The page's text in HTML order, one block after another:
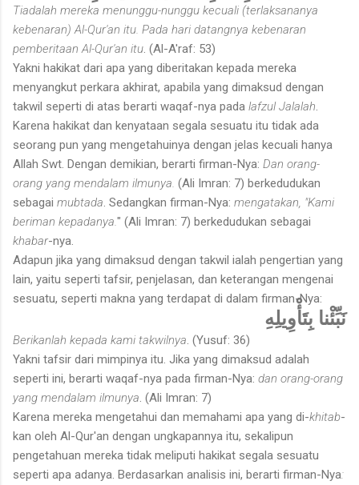
Tiadalah mereka menunggu-nunggu kecuali (terlaksananya
kebenaran) Al-Qur'an itu. Pada hari datangnya kebenaran
pemberitaan Al-Qur'an itu . (Al-A'raf: 53)
Yakni hakikat dari apa yang diberitakan kepada mereka
menyangkut perkara akhirat, apabila yang dimaksud dengan
takwil seperti di atas berarti waqaf-nya pada lafzul Jalalah
Karena hakikat dan kenyataan segala sesuatu itu tidak ada
seorang pun yang mengetahuinya dengan jelas kecuali hanya
Allah Swt. Dengan demikian, berarti firman-Nya: Dan orang-
orang yang mendalam ilmunya. (Ali Imran: 7) berkedudukan
sebagai mubtada . Sedangkan firman-Nya: mengatakan, "Kami
beriman kepadanya. " (Ali Imran: 7) berkedudukan sebagai
khabar-nya.
Adapun jika yang dimaksud dengan takwil ialah pengertian yang
lain, yaitu seperti tafsir, penjelasan, dan keterangan mengenai
sesuatu, seperti makna yang terdapat di dalam firman-Nya:
نَبِّئْنا بِتَأْوِيلِهِ
Berikanlah kepada kami takwilnya . (Yusuf: 36)
Yakni tafsir dari mimpinya itu. Jika yang dimaksud adalah
seperti ini, berarti waqaf-nya pada firman-Nya: dan orang-orang
yang mendalam ilmunya . (Ali Imran: 7)
Karena mereka mengetahui dan memahami apa yang di-khitab-
kan oleh Al-Qur'an dengan ungkapannya itu, sekalipun
pengetahuan mereka tidak meliputi hakikat segala sesuatu
seperti apa adanya. Berdasarkan analisis ini, berarti firman-Nya: